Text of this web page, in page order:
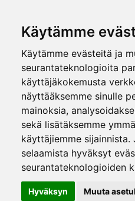
Käytämme
Käytämme evästeitä ja
seurantateknologioita
käyttäjäkokemusta
näyttääksemme sinulle
mainoksia,
sekä lisätäksemme
käyttäjiemme
selaamista hyväksyt
seurantateknologioiden
Hyväksyn Muuta